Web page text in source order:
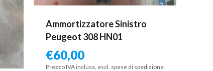
Ammortizzatore Sinistro
Peugeot 308 HN01
€60,00
Prezzo IVA inclusa, escl. spese di spedizione